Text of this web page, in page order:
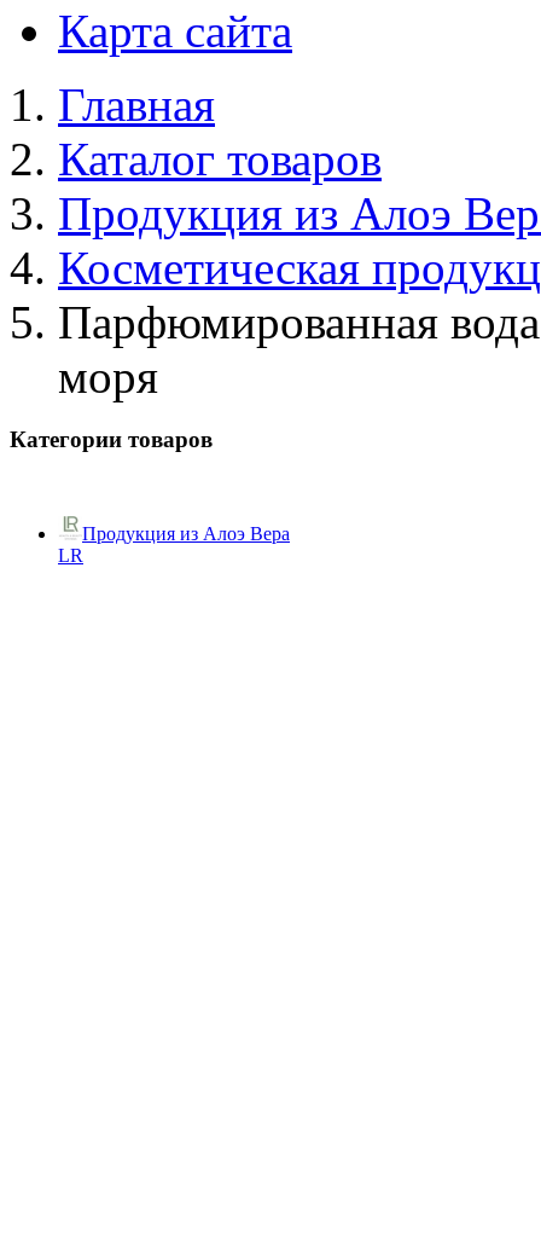
Карта сайта
Главная
Каталог товаров
Продукция из Алоэ
Косметическая
Парфюмированная
моря
Категории товаров
Продукция из Алоэ Вера
LR